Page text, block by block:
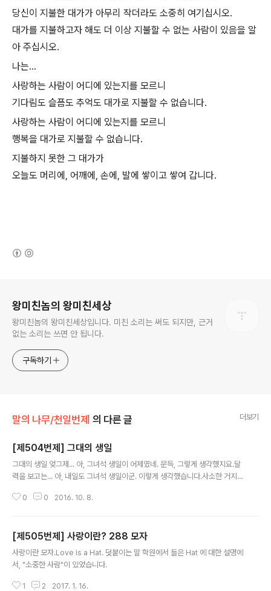
당신이 지불한 대가가 아무리 작더라도 소중히 여기십시오.
대가를 지불하고자 해도 더 이상 지불할 수 없는 사람이 있음을 알
아 주십시오.
나는...
사랑하는 사람이 어디에 있는지를 모르니
기다림도 슬픔도 추억도 대가로 지불할 수 없습니다.
사랑하는 사람이 어디에 있는지를 모르니
행복을 대가로 지불할 수 없습니다.
지불하지 못한 그 대가가
오늘도 머리에, 어깨에, 손에, 발에 쌓이고 쌓여 갑니다.
왕미친놈의 왕미친세상
왕미친놈의 왕미친세상입니다. 미친 소리는 써도 되지만, 근거
없는 소리는 쓰면 안 됩니다.
구독하기
말의 나무/천일번제 의 다른 글 더보기
[제504번제] 그대의 생일
그대의 생일 엊그제... 아, 그녀석 생일이 어제였네. 문득, 그렇게 생각했지요.달
력을 보고는... 아, 내일도 그녀석 생일이군. 이렇게 생각했습니다.사소한 거지
생일 한 번 확인해 보시기 바랍니다.
0 0 2016. 10. 8.
[제505번제] 사랑이란? 288 모자
사랑이란 모자.Love is a Hat. 덧붙이는 말 학원에서 들은 Hat 에 대한 설명에
서, "소중한 사람"이 있었습니다.
1 2 2017. 1. 16.